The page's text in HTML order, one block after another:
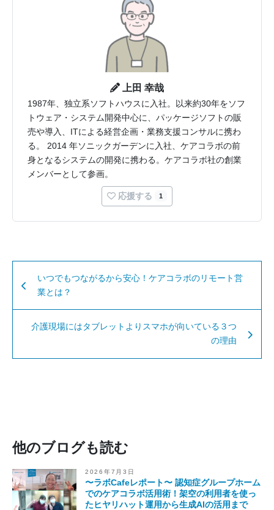
上田 幸哉
1987年、独立系ソフトハウスに入社。以来約30年をソフ
トウェア・システム開発中心に、パッケージソフトの販
売や導入、ITによる経営企画・業務支援コンサルに携わ
る。 2014 年ソニックガーデンに入社、ケアコラボの前
身となるシステムの開発に携わる。ケアコラボ社の創業
メンバーとして参画。
応援する 1
いつでもつながるから安心！ケアコラボのリモート営
業とは？
介護現場にはタブレットよりスマホが向いている３つ
の理由
他のブログも読む
2026年7月3日
〜ラボCafeレポート〜 認知症グループホーム
でのケアコラボ活用術！架空の利用者を使っ
たヒヤリハット運用から生成AIの活用まで